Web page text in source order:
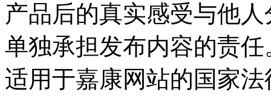
产品后的真实感受与他
单独承担发布内容的责
适用于嘉康网站的国家